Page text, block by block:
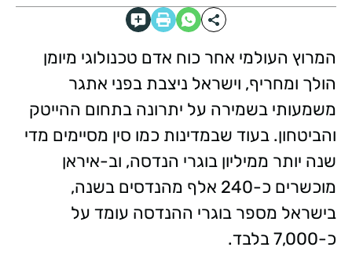
המרוץ העולמי אחר כוח אדם טכנולוגי מיומן
הולך ומחריף, וישראל ניצבת בפני אתגר
משמעותי בשמירה על יתרונה בתחום ההייטק
והביטחון. בעוד שבמדינות כמו סין מסיימים מדי
שנה יותר ממיליון בוגרי הנדסה, וב-איראן
מוכשרים כ-240 אלף מהנדסים בשנה,
בישראל מספר בוגרי ההנדסה עומד על
כ-7,000 בלבד.